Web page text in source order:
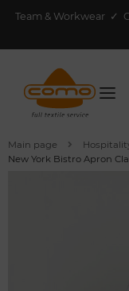
Team & Workwear ✓
Main page
New York Bistro Apron